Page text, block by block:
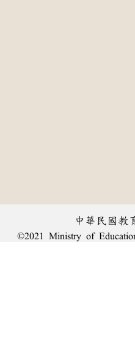
中華民國教
©2021 Ministry of